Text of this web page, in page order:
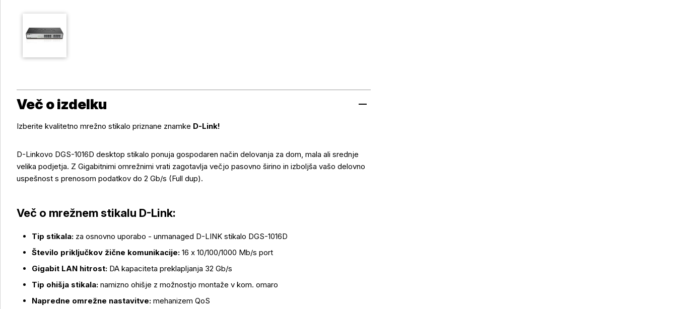
Več o izdelku
Več o izdelku
Izberite kvalitetno mrežno stikalo priznane znamke D-Link!
D-Linkovo DGS-1016D desktop stikalo ponuja gospodaren način delovanja za dom, mala ali srednje
velika podjetja. Z Gigabitnimi omrežnimi vrati zagotavlja večjo pasovno širino in izboljša vašo delovno
uspešnost s prenosom podatkov do 2 Gb/s (Full dup).
Več o mrežnem stikalu D-Link:
Tip stikala: za osnovno uporabo - unmanaged D-LINK stikalo DGS-1016D
Število priključkov žične komunikacije: 16 x 10/100/1000 Mb/s port
Gigabit LAN hitrost: DA kapaciteta preklapljanja 32 Gb/s
Tip ohišja stikala: namizno ohišje z možnostjo montaže v kom. omaro
Napredne omrežne nastavitve: mehanizem QoS